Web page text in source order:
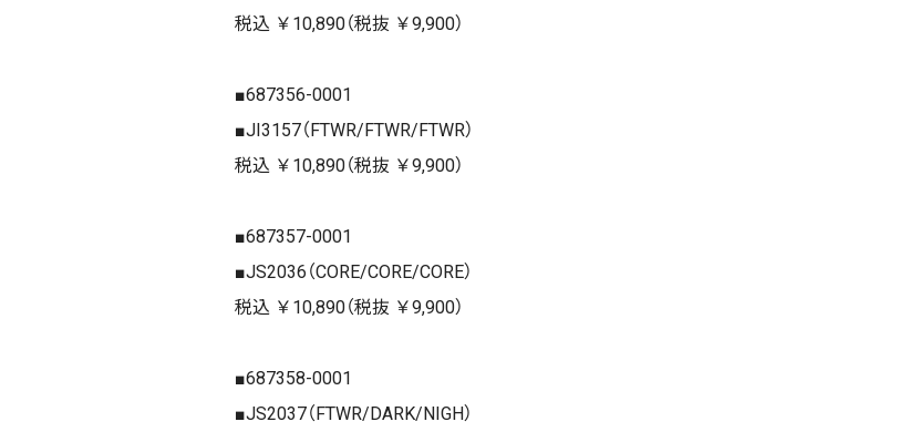
税込 ￥10,890（税抜 ￥9,900）
■687356-0001
■JI3157（FTWR/FTWR/FTWR）
税込 ￥10,890（税抜 ￥9,900）
■687357-0001
■JS2036（CORE/CORE/CORE）
税込 ￥10,890（税抜 ￥9,900）
■687358-0001
■JS2037（FTWR/DARK/NIGH）